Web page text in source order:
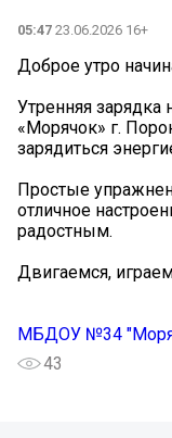
05:47 23.06.2026 16+
Доброе утро
Утренняя
«Морячок» г.
зарядиться
Простые
отличное
радостным. ️
Двигаемся,
МБДОУ №34
43